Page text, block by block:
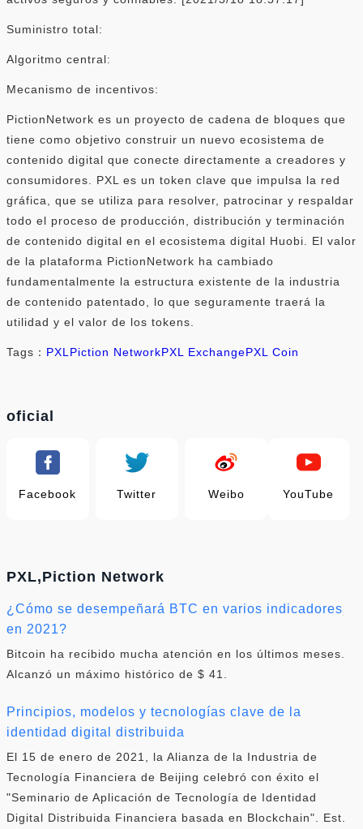
Suministro total:
Algoritmo central:
Mecanismo de incentivos:
PictionNetwork es un proyecto de cadena de bloques que
tiene como objetivo construir un nuevo ecosistema de
contenido digital que conecte directamente a creadores y
consumidores. PXL es un token clave que impulsa la red
gráfica, que se utiliza para resolver, patrocinar y respaldar
todo el proceso de producción, distribución y terminación
de contenido digital en el ecosistema digital Huobi. El valor
de la plataforma PictionNetwork ha cambiado
fundamentalmente la estructura existente de la industria
de contenido patentado, lo que seguramente traerá la
utilidad y el valor de los tokens.
Tags： PXL Piction NetworkPXL ExchangePXL Coin
oficial
Facebook Twitter Weibo YouTube
PXL,Piction Network
¿Cómo se desempeñará BTC en varios indicadores
en 2021?
Bitcoin ha recibido mucha atención en los últimos meses.
Alcanzó un máximo histórico de $ 41.
Principios, modelos y tecnologías clave de la
identidad digital distribuida
El 15 de enero de 2021, la Alianza de la Industria de
Tecnología Financiera de Beijing celebró con éxito el
"Seminario de Aplicación de Tecnología de Identidad
Digital Distribuida Financiera basada en Blockchain". Est.